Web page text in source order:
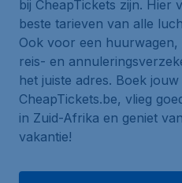
bij CheapTickets zijn. Hier
beste tarieven van alle
Ook voor een
reis- en
het juiste adres. Boek
CheapTickets.be, vlieg
in Zuid-Afrika en geniet
vakantie!